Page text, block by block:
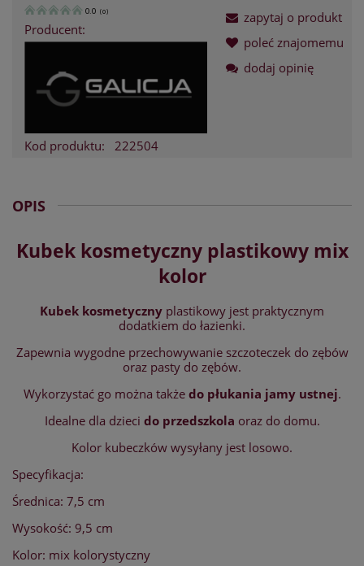
0.0 (0)
Producent:
Kod produktu: 222504
zapytaj o produkt
poleć znajomemu
dodaj opinię
OPIS
Kubek kosmetyczny plastikowy mix
kolor
Kubek kosmetyczny plastikowy jest praktycznym
dodatkiem do łazienki.
Zapewnia wygodne przechowywanie szczoteczek do zębów
oraz pasty do zębów.
Wykorzystać go można także do płukania jamy ustnej.
Idealne dla dzieci do przedszkola oraz do domu.
Kolor kubeczków wysyłany jest losowo.
Specyfikacja:
Średnica: 7,5 cm
Wysokość: 9,5 cm
Kolor: mix kolorystyczny